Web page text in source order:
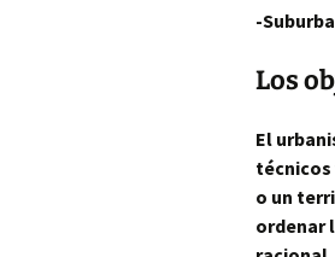
-
Los
El
técnicos
o un
ordenar